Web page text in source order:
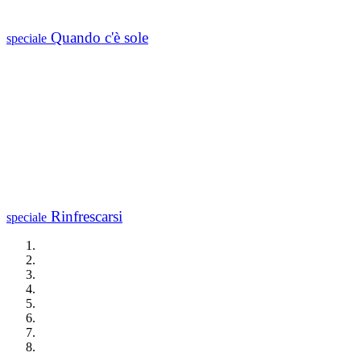
speciale Quando c'è sole
speciale Rinfrescarsi